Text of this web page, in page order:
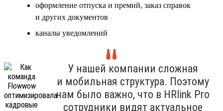
оформление отпуска и премий, заказ справок
и других документов
каналы уведомлений
У нашей компании сложная
и мобильная структура. Поэтому
нам было важно, что в HRlink Pro
сотрудники видят актуальное